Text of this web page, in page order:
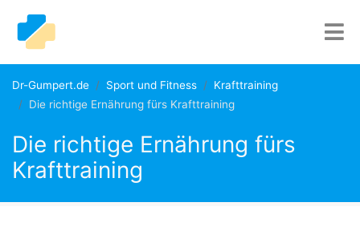
Dr-Gumpert.de Sport und Fitness
Krafttraining
Die richtige Ernährung fürs Krafttraining
Die richtige Ernährung fürs
Krafttraining